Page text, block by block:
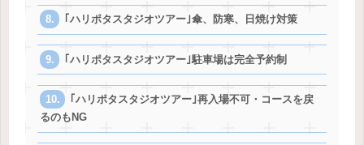
｢ハリポタスタジオツアー｣傘、防寒、日焼け対策
｢ハリポタスタジオツアー｣駐車場は完全予約制
｢ハリポタスタジオツアー｣再入場不可・コースを戻
るのもNG